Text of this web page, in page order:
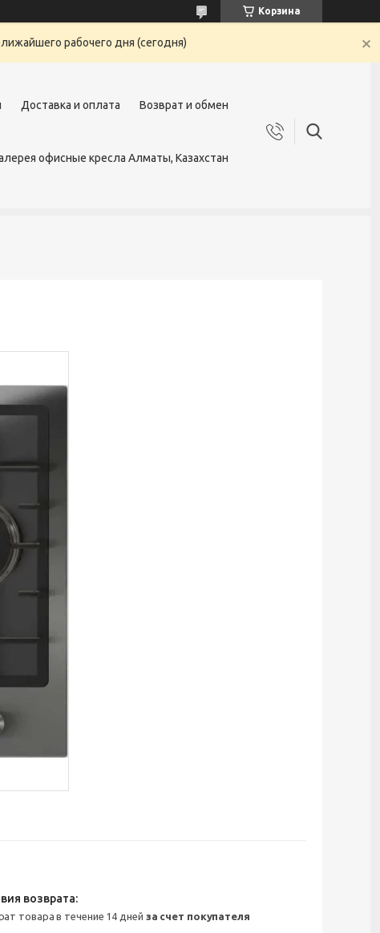
Корзина
рабочего дня (сегодня)
Доставка и оплата Возврат и обмен
офисные кресла Алматы, Казахстан
товара в течение 14 дней за счет покупателя